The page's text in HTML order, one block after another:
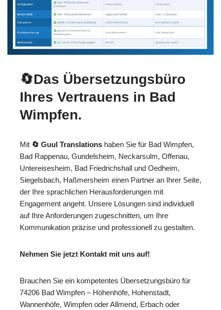
🔄Das Übersetzungsbüro
Ihres Vertrauens in Bad
Wimpfen.
Mit 🔄 Guul Translations haben Sie für Bad Wimpfen,
Bad Rappenau, Gundelsheim, Neckarsulm, Offenau,
Untereisesheim, Bad Friedrichshall und Oedheim,
Siegelsbach, Haßmersheim einen Partner an Ihrer Seite,
der Ihre sprachlichen Herausforderungen mit
Engagement angeht. Unsere Lösungen sind individuell
auf Ihre Anforderungen zugeschnitten, um Ihre
Kommunikation präzise und professionell zu gestalten.
Nehmen Sie jetzt Kontakt mit uns auf!
Brauchen Sie ein kompetentes Übersetzungsbüro für
74206 Bad Wimpfen – Höhenhöfe, Hohenstadt,
Wannenhöfe, Wimpfen oder Allmend, Erbach oder